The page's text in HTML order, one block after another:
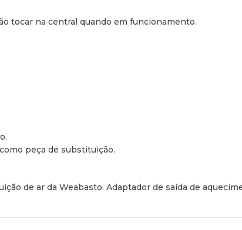
tocar na central quando em funcionamento.
peça de substituição.
de ar da Weabasto. Adaptador de saída de